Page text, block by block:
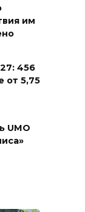
им
456
от 5,75
UMO